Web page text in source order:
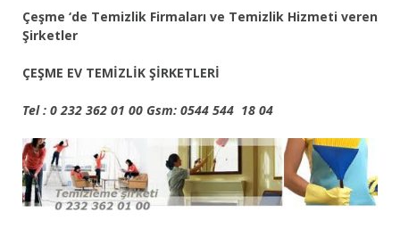
Çeşme ‘de Temizlik Firmaları ve Temizlik Hizmeti veren
Şirketler
ÇEŞME EV TEMİZLİK ŞİRKETLERİ
Tel : 0 232 362 01 00 Gsm: 0544 544 18 04